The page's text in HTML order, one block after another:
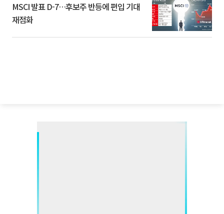
MSCI 발표 D-7…후보주 반등에 편입 기대
재점화